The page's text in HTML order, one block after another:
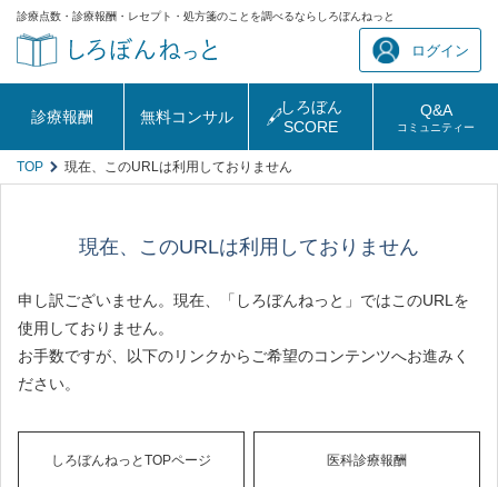
診療点数・診療報酬・レセプト・処方箋のことを調べるならしろぼんねっと
ログイン
診療報酬 無料コンサル
しろぼん
SCORE
Q&A
コミュニティー
TOP 現在、このURLは利用しておりません
現在、このURLは利用しておりません
申し訳ございません。現在、「しろぼんねっと」ではこのURLを
使用しておりません。
お手数ですが、以下のリンクからご希望のコンテンツへお進みく
ださい。
しろぼんねっとTOPページ 医科診療報酬